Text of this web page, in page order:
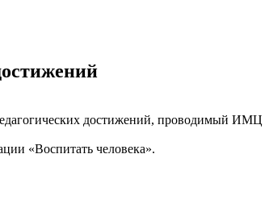
достижений, проводимый ИМЦ
«Воспитать человека».